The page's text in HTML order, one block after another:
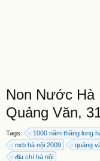
Non Nước Hà
Quảng Văn,
Tags: 1000 năm thăng long
nxb hà nội 2009
quảng
địa chí hà nội